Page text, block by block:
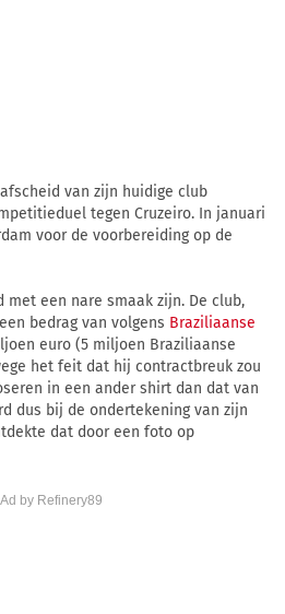
van zijn huidige club
tegen Cruzeiro. In januari
voor de voorbereiding op de
een nare smaak zijn. De club,
bedrag van volgens Braziliaanse
euro (5 miljoen Braziliaanse
het feit dat hij contractbreuk zou
in een ander shirt dan dat van
dus bij de ondertekening van zijn
dat door een foto op
by Refinery89